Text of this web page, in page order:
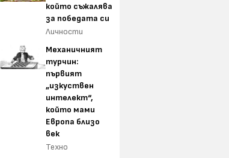
който съжалява
за победата си
Личности
Механичният
турчин:
първият
„изкуствен
интелект“,
който мами
Европа близо
век
Техно